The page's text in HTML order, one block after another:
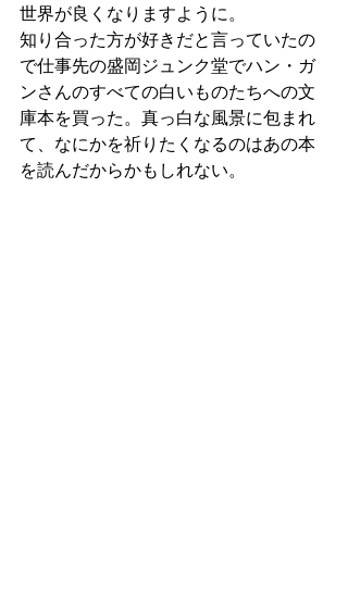
世界が良くなりますように。
知り合った方が好きだと言っていたの
で仕事先の盛岡ジュンク堂でハン・ガ
ンさんのすべての白いものたちへの文
庫本を買った。真っ白な風景に包まれ
て、なにかを祈りたくなるのはあの本
を読んだからかもしれない。